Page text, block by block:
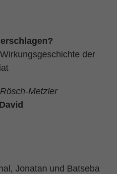
der
Metzler
Jonatan und Batseba